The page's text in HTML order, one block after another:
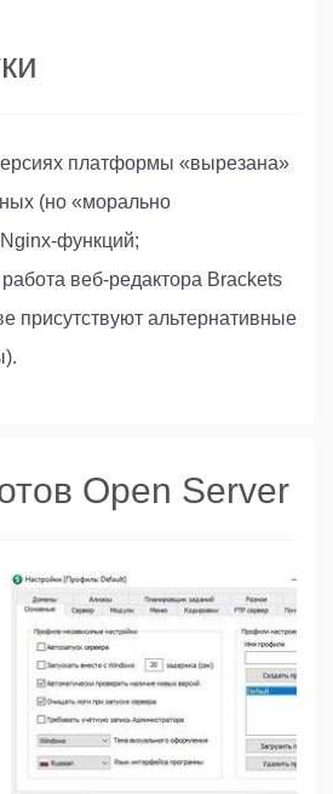
платформы «вырезана»
(но «морально
функций;
веб-редактора Brackets
присутствуют альтернативные
Open Server